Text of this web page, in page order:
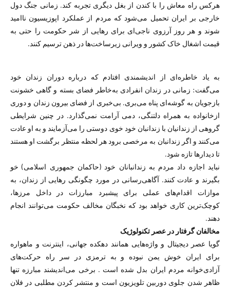
هرکس راه معاش را با کندن از بغل دیگری تجربه کند. زمانی جنگ دول
خارجی بر ایران تحمیل می‌شود که مردم از عملکرد اپوزیسیون ناامید
شوند و هر روز آرزوی ناجی‌ای برای رهایی از شر حکومت را حتی به
قیمت اشغال خاک کشور و ویرانی زیرساخت‌ها در ذهن ترسیم کنند.
به یاد خاطره‌ای از اندیشمندی افتادم که درباره دوران زندان خود
می‌گفت: زمانی در زندان انفرادی به‌خاطر فضای بسته و گاهی خشونت
بازجویان به گوشه‌ای پناه می‌بری. بی‌خبری از فضای بیرون زندان و دوری
ازخانواده به همراه دلتنگی، دمی آرامت نمی‌گذارد. در چنین شرایطی
گروهی از زندانیان با زندانبان خود خوی دوستی را می‌آزمایند و به او عادت
می‌کنند و اگر زندانبان به مرخصی برود هر لحظه منتظر برگشت او هستند
تا دیدارها تازه شود.
نباید اجازه داد مردم به زندانبانان خود (حاکمان جمهوری اسلامی) خو
بگیرند و عادت کنند. آگاهی‌رسانی در مورد چگونگی رهایی از زندان، به
موازات اقدام‌های عملی برای پیشبرد مبارزات در داخل مرزها،
کوچک‌ترین کاری خواهد بود که نخبگان مخالف حکومت می‌توانند انجام
دهند.
مخالفان گرفتار در عصر تکنولوژیک
گویا عصر دیجیتال و واژه‌هایی همانند دهکده جهانی، اینترنت و ماهواره
برای ایران خوش یمن نبوده و به ترمزی در سر راه حرکت‌های
آزادی‌خوانه مردم ایران بدل شده است . برخی می‌اندیشند مبارزه تنها
ظاهر شدن جلوی دوربین تلویزیون است و منتشر کردن مطلبی در فلان